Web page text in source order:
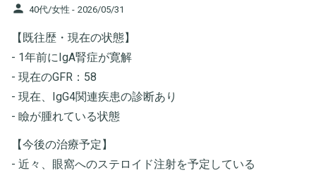
person 40代/女性 - 2026/05/31
【既往歴・現在の状態】
- 1年前にIgA腎症が寛解
- 現在のGFR：58
- 現在、IgG4関連疾患の診断あり
- 瞼が腫れている状態
【今後の治療予定】
- 近々、眼窩へのステロイド注射を予定している